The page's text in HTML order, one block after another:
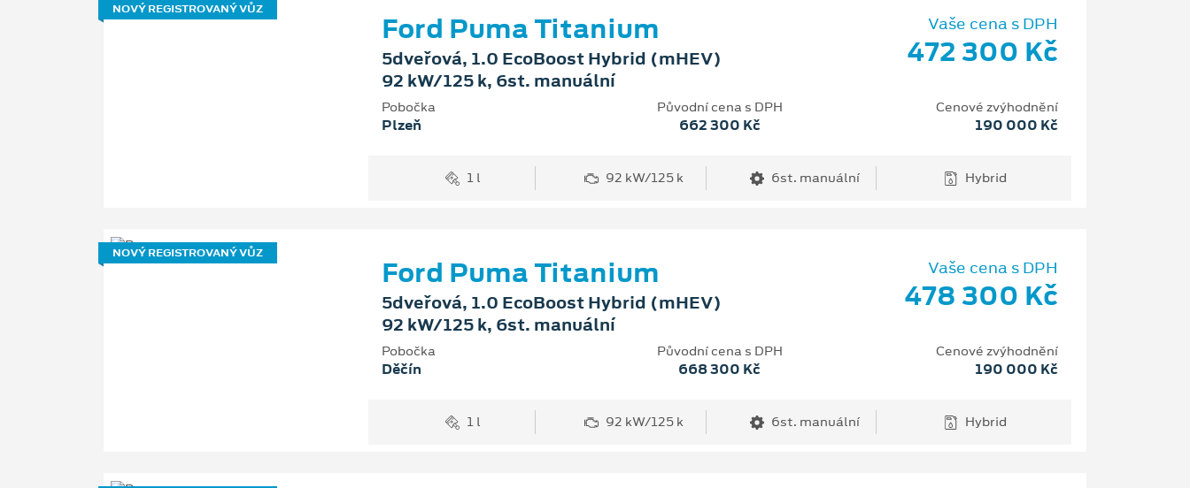
NOVÝ REGISTROVANÝ VŮZ
Ford Puma Titanium
5dveřová, 1.0 EcoBoost Hybrid (mHEV)
92 kW/125 k, 6st. manuální
Vaše cena s DPH
472 300 Kč
Pobočka
Plzeň
Původní cena s DPH
662 300 Kč
Cenové zvýhodnění
190 000 Kč
1 l 92 kW/125 k 6st. manuální Hybrid
NOVÝ REGISTROVANÝ VŮZ
Ford Puma Titanium
5dveřová, 1.0 EcoBoost Hybrid (mHEV)
92 kW/125 k, 6st. manuální
Vaše cena s DPH
478 300 Kč
Pobočka
Děčín
Původní cena s DPH
668 300 Kč
Cenové zvýhodnění
190 000 Kč
1 l 92 kW/125 k 6st. manuální Hybrid